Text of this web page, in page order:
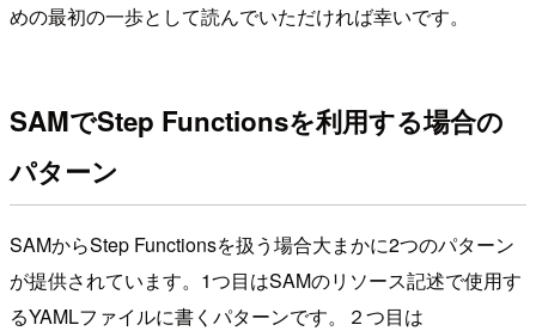
めの最初の一歩として読んでいただければ幸いです。
SAMでStep Functionsを利用する場合の
パターン
SAMからStep Functionsを扱う場合大まかに2つのパターン
が提供されています。1つ目はSAMのリソース記述で使用す
るYAMLファイルに書くパターンです。２つ目は